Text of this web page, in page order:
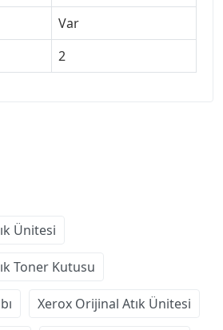
Var
2
Ünitesi
Toner Kutusu
Xerox Orijinal Atık Ünitesi